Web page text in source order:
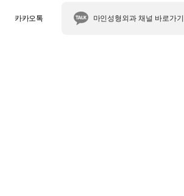
카카오톡 마인성형외과 채널 바로가기